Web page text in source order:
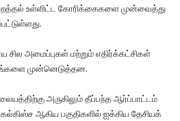
உள்ளிட்ட கோரிக்கைகளை முன்வைத்து
சில அமைப்புகள் மற்றும் எதிர்க்கட்சிகள்
முன்னெடுத்தன.
அருகிலும் தீப்பந்த ஆர்ப்பாட்டம்
ஆகிய பகுதிகளில் ஐக்கிய தேசியக்